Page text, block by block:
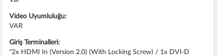
Video Uyumluluğu:
VAR
Giriş Terminalleri:
"2x HDMI In (version 2.0) (with Locking Screw) / 1x DVI-D